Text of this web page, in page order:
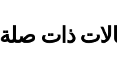
ذات صلة